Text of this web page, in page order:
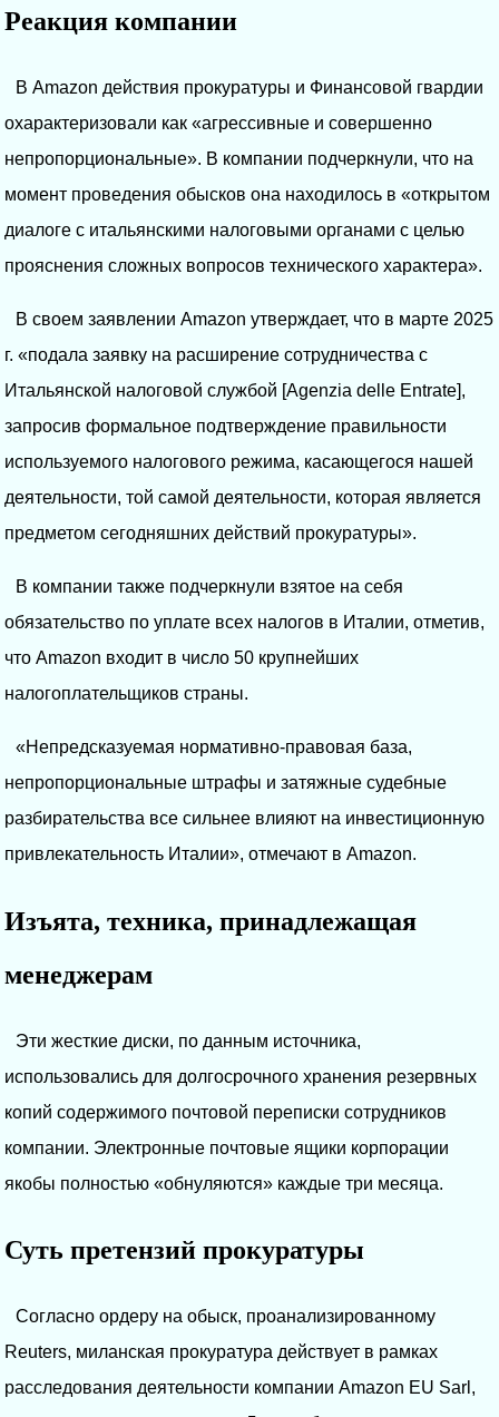
Реакция компании
В Amazon действия прокуратуры и Финансовой гвардии
охарактеризовали как «агрессивные и совершенно
непропорциональные». В компании подчеркнули, что на
момент проведения обысков она находилось в «открытом
диалоге с итальянскими налоговыми органами с целью
прояснения сложных вопросов технического характера».
В своем заявлении Amazon утверждает, что в марте 2025
г. «подала заявку на расширение сотрудничества с
Итальянской налоговой службой [Agenzia delle Entrate],
запросив формальное подтверждение правильности
используемого налогового режима, касающегося нашей
деятельности, той самой деятельности, которая является
предметом сегодняшних действий прокуратуры».
В компании также подчеркнули взятое на себя
обязательство по уплате всех налогов в Италии, отметив,
что Amazon входит в число 50 крупнейших
налогоплательщиков страны.
«Непредсказуемая нормативно-правовая база,
непропорциональные штрафы и затяжные судебные
разбирательства все сильнее влияют на инвестиционную
привлекательность Италии», отмечают в Amazon.
Изъята, техника, принадлежащая
менеджерам
Эти жесткие диски, по данным источника,
использовались для долгосрочного хранения резервных
копий содержимого почтовой переписки сотрудников
компании. Электронные почтовые ящики корпорации
якобы полностью «обнуляются» каждые три месяца.
Суть претензий прокуратуры
Согласно ордеру на обыск, проанализированному
Reuters, миланская прокуратура действует в рамках
расследования деятельности компании Amazon EU Sarl,